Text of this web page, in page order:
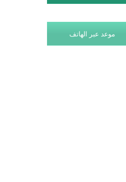
موعد عبر الهاتف